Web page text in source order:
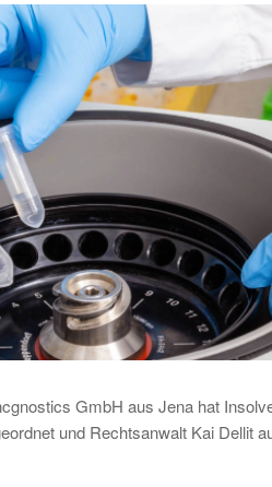
GmbH aus Jena hat
und Rechtsanwalt Kai Dellit